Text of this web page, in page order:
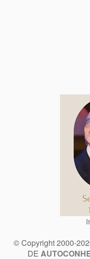
© Copyright 2000-
DE